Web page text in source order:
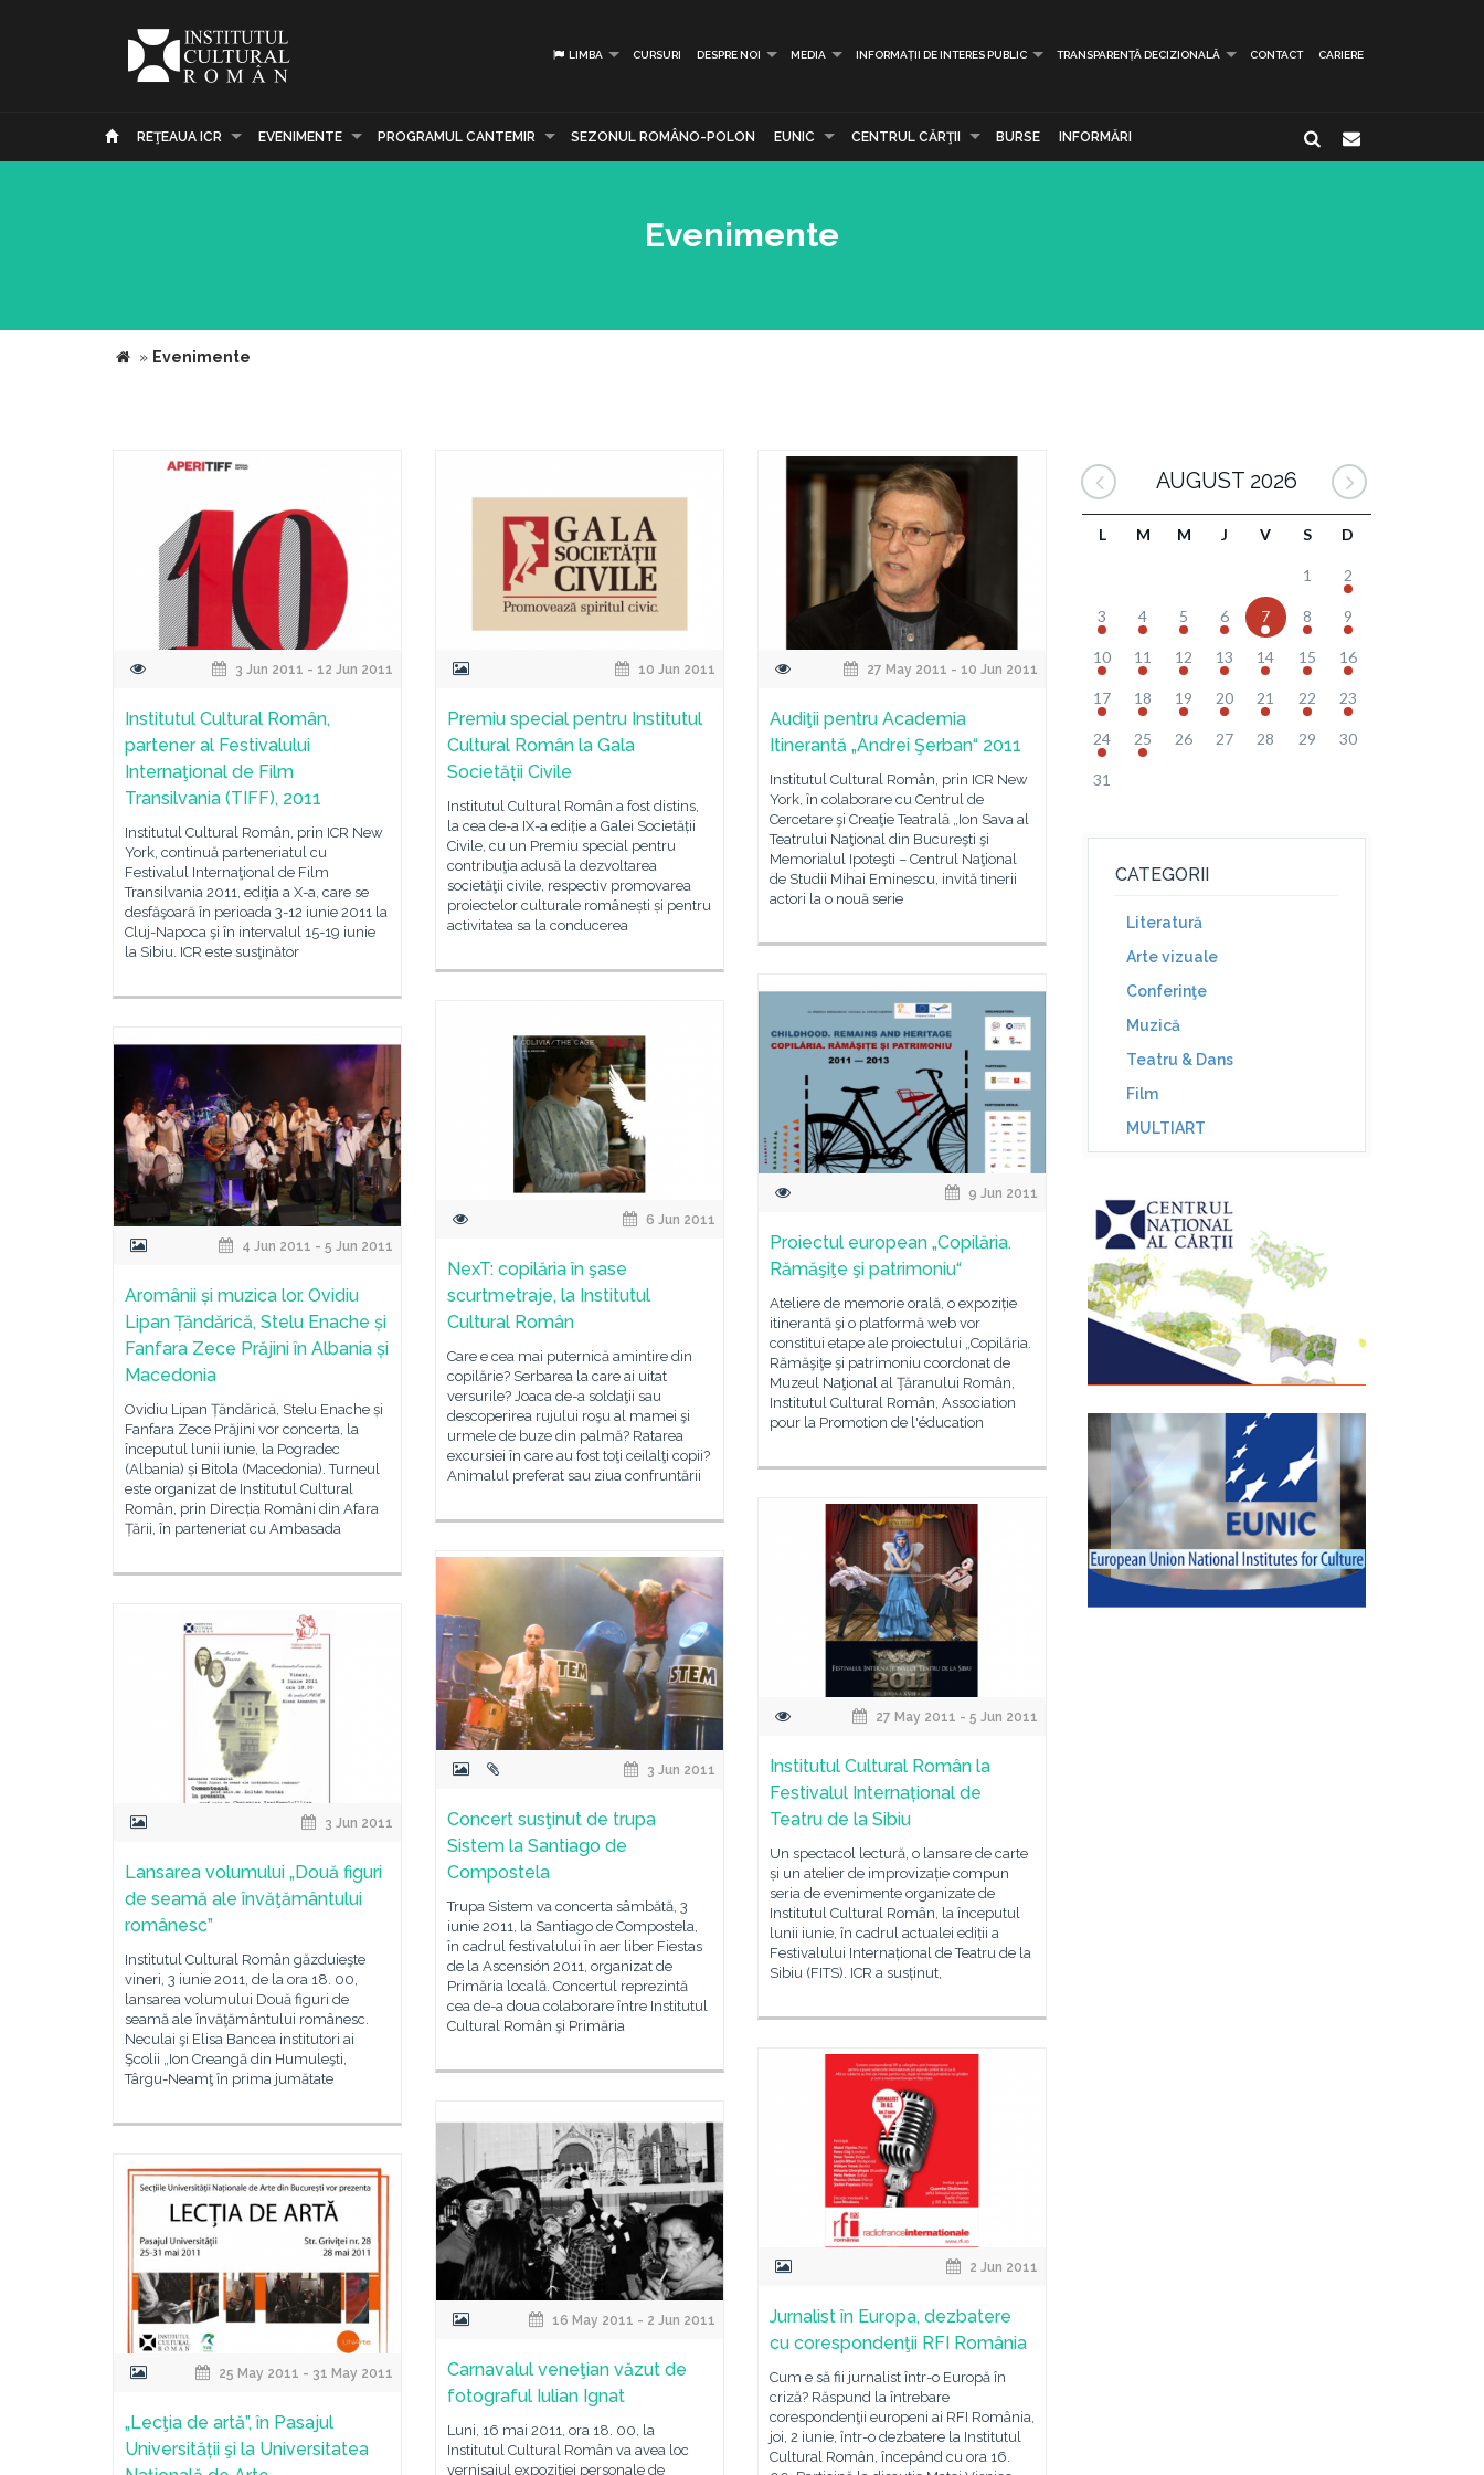
LIMBA CURSURI DESPRE NOI MEDIA INFORMAȚII DE INTERES PUBLIC TRANSPARENȚĂ DECIZIONALĂ CONTACT CARIERE
REŢEAUA ICR EVENIMENTE PROGRAMUL CANTEMIR SEZONUL ROMÂNO-POLON EUNIC CENTRUL CĂRŢII BURSE INFORMĂRI
Evenimente
» Evenimente
3 Jun 2011 - 12 Jun 2011
Institutul Cultural Român,
partener al Festivalului
Internaţional de Film
Transilvania (TIFF), 2011
Institutul Cultural Român, prin ICR New
York, continuă parteneriatul cu
Festivalul Internaţional de Film
Transilvania 2011, ediţia a X-a, care se
desfăşoară în perioada 3-12 iunie 2011 la
Cluj-Napoca şi în intervalul 15-19 iunie
la Sibiu. ICR este susţinător
10 Jun 2011
Premiu special pentru Institutul
Cultural Român la Gala
Societății Civile
Institutul Cultural Român a fost distins,
la cea de-a IX-a ediție a Galei Societății
Civile, cu un Premiu special pentru
contribuţia adusă la dezvoltarea
societăţii civile, respectiv promovarea
proiectelor culturale românești și pentru
activitatea sa la conducerea
27 May 2011 - 10 Jun 2011
Audiţii pentru Academia
Itinerantă „Andrei Şerban“ 2011
Institutul Cultural Român, prin ICR New
York, în colaborare cu Centrul de
Cercetare şi Creaţie Teatrală „Ion Sava al
Teatrului Naţional din Bucureşti şi
Memorialul Ipoteşti – Centrul Naţional
de Studii Mihai Eminescu, invită tinerii
actori la o nouă serie
9 Jun 2011
Proiectul european „Copilăria.
Rămăşiţe şi patrimoniu“
Ateliere de memorie orală, o expoziție
itinerantă şi o platformă web vor
constitui etape ale proiectului „Copilăria.
Rămăşiţe şi patrimoniu coordonat de
Muzeul Naţional al Ţăranului Român,
Institutul Cultural Român, Association
pour la Promotion de l'éducation
6 Jun 2011
NexT: copilăria în şase
scurtmetraje, la Institutul
Cultural Român
Care e cea mai puternică amintire din
copilărie? Serbarea la care ai uitat
versurile? Joaca de-a soldaţii sau
descoperirea rujului roşu al mamei şi
urmele de buze din palmă? Ratarea
excursiei în care au fost toţi ceilalţi copii?
Animalul preferat sau ziua confruntării
4 Jun 2011 - 5 Jun 2011
Aromânii și muzica lor. Ovidiu
Lipan Țăndărică, Stelu Enache și
Fanfara Zece Prăjini în Albania și
Macedonia
Ovidiu Lipan Țăndărică, Stelu Enache și
Fanfara Zece Prăjini vor concerta, la
începutul lunii iunie, la Pogradec
(Albania) și Bitola (Macedonia). Turneul
este organizat de Institutul Cultural
Român, prin Direcția Români din Afara
Țării, în parteneriat cu Ambasada
27 May 2011 - 5 Jun 2011
Institutul Cultural Român la
Festivalul Internațional de
Teatru de la Sibiu
Un spectacol lectură, o lansare de carte
și un atelier de improvizație compun
seria de evenimente organizate de
Institutul Cultural Român, la începutul
lunii iunie, în cadrul actualei ediții a
Festivalului Internațional de Teatru de la
Sibiu (FITS). ICR a susținut,
3 Jun 2011
Concert susţinut de trupa
Sistem la Santiago de
Compostela
Trupa Sistem va concerta sâmbătă, 3
iunie 2011, la Santiago de Compostela,
în cadrul festivalului în aer liber Fiestas
de la Ascensión 2011, organizat de
Primăria locală. Concertul reprezintă
cea de-a doua colaborare între Institutul
Cultural Român şi Primăria
3 Jun 2011
Lansarea volumului „Două figuri
de seamă ale învăţământului
românesc”
Institutul Cultural Român găzduieşte
vineri, 3 iunie 2011, de la ora 18. 00,
lansarea volumului Două figuri de
seamă ale învăţământului românesc.
Neculai şi Elisa Bancea institutori ai
Şcolii „Ion Creangă din Humuleşti,
Târgu-Neamţ în prima jumătate
2 Jun 2011
Jurnalist în Europa, dezbatere
cu corespondenţii RFI România
Cum e să fii jurnalist într-o Europă în
criză? Răspund la întrebare
corespondenţii europeni ai RFI România,
joi, 2 iunie, într-o dezbatere la Institutul
Cultural Român, începând cu ora 16.
16 May 2011 - 2 Jun 2011
Carnavalul veneţian văzut de
fotograful Iulian Ignat
Luni, 16 mai 2011, ora 18. 00, la
Institutul Cultural Român va avea loc
vernisajul expoziţiei personale de
25 May 2011 - 31 May 2011
„Lecţia de artă”, în Pasajul
Universității şi la Universitatea
AUGUST 2026
L M M J V S D
1 2
3 4 5 6 7 8 9
10 11 12 13 14 15 16
17 18 19 20 21 22 23
24 25 26 27 28 29 30
31
CATEGORII
Literatură
Arte vizuale
Conferinţe
Muzică
Teatru & Dans
Film
MULTIART